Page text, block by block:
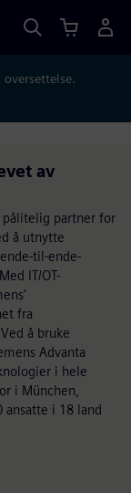
av
pålitelig partner for
å utnytte
til-ende-
IT/OT-
fra
å bruke
Advanta
i hele
i München,
ansatte i 18 land